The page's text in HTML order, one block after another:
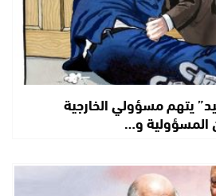
يتهم مسؤولي الخارجية
المسؤولية و…